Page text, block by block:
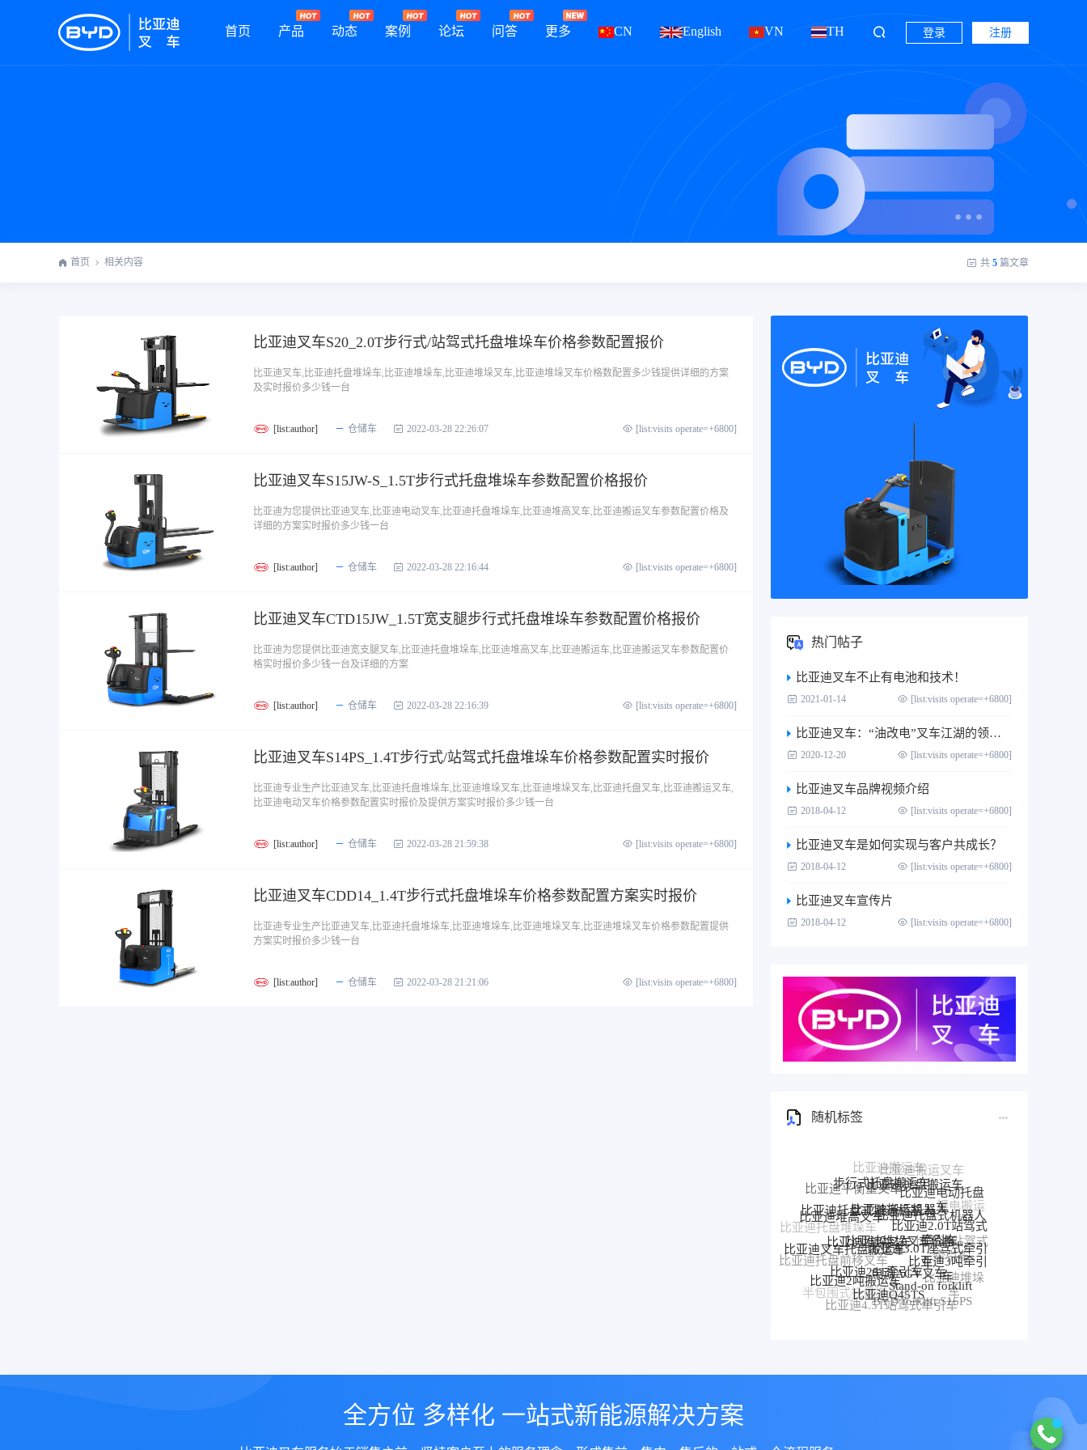
首页 产品 动态 案例 论坛 问答 更多 CN English VN TH 登录 注册
首页 相关内容 共 5 篇文章
比亚迪叉车S20_2.0T步行式/站驾式托盘堆垛车价格参数配置报价
比亚迪叉车,比亚迪托盘堆垛车,比亚迪堆垛车,比亚迪堆垛叉车,比亚迪堆垛叉车价格数配置多少钱提供详细的方案
及实时报价多少钱一台
[list:author] 仓储车 2022-03-28 22:26:07 [list:visits operate=+6800]
比亚迪叉车S15JW-S_1.5T步行式托盘堆垛车参数配置价格报价
比亚迪为您提供比亚迪叉车,比亚迪电动叉车,比亚迪托盘堆垛车,比亚迪堆高叉车,比亚迪搬运叉车参数配置价格及
详细的方案实时报价多少钱一台
[list:author] 仓储车 2022-03-28 22:16:44 [list:visits operate=+6800]
比亚迪叉车CTD15JW_1.5T宽支腿步行式托盘堆垛车参数配置价格报价
比亚迪为您提供比亚迪宽支腿叉车,比亚迪托盘堆垛车,比亚迪堆高叉车,比亚迪搬运车,比亚迪搬运叉车参数配置价
格实时报价多少钱一台及详细的方案
[list:author] 仓储车 2022-03-28 22:16:39 [list:visits operate=+6800]
比亚迪叉车S14PS_1.4T步行式/站驾式托盘堆垛车价格参数配置实时报价
比亚迪专业生产比亚迪叉车,比亚迪托盘堆垛车,比亚迪堆垛叉车,比亚迪堆垛叉车,比亚迪托盘叉车,比亚迪搬运叉车,
比亚迪电动叉车价格参数配置实时报价及提供方案实时报价多少钱一台
[list:author] 仓储车 2022-03-28 21:59:38 [list:visits operate=+6800]
比亚迪叉车CDD14_1.4T步行式托盘堆垛车价格参数配置方案实时报价
比亚迪专业生产比亚迪叉车,比亚迪托盘堆垛车,比亚迪堆垛车,比亚迪堆垛叉车,比亚迪堆垛叉车价格参数配置提供
方案实时报价多少钱一台
[list:author] 仓储车 2022-03-28 21:21:06 [list:visits operate=+6800]
热门帖子
比亚迪叉车不止有电池和技术！
2021-01-14 [list:visits operate=+6800]
比亚迪叉车：“油改电”叉车江湖的领跑者
2020-12-20 [list:visits operate=+6800]
比亚迪叉车品牌视频介绍
2018-04-12 [list:visits operate=+6800]
比亚迪叉车是如何实现与客户共成长？
2018-04-12 [list:visits operate=+6800]
比亚迪叉车宣传片
2018-04-12 [list:visits operate=+6800]
随机标签
比亚迪平衡重叉车
步行式托盘搬运车
比亚迪托盘搬运车
比亚迪电动托盘
车
比亚迪托盘堆垛车
比亚迪堆高叉车
比亚迪托盘式搬运机器人
比亚迪搬运机器人
比亚迪托盘式机器人
比亚迪2.0T站驾式
牵引车
比亚迪站驾式
牵引车
比亚迪前移叉车
比亚迪托盘前移叉车
比亚迪叉车托盘搬运车
比亚迪堆垛叉车
比亚迪堆垛叉车价格
比亚迪3.0T座驾式牵引
车
比亚迪3吨牵引
车
比亚迪堆垛
车
比亚迪P30S
比亚迪站驾式托盘搬运车
比亚迪仓储叉车
半包围式托盘搬运车
比亚迪2吨搬运车
比亚迪25T牵引车
电动AGV叉车
Stand-on forklift
BYD forklift S16PS
比亚迪4.5T站驾式牵引车
比亚迪Q45TS
全方位 多样化 一站式新能源解决方案